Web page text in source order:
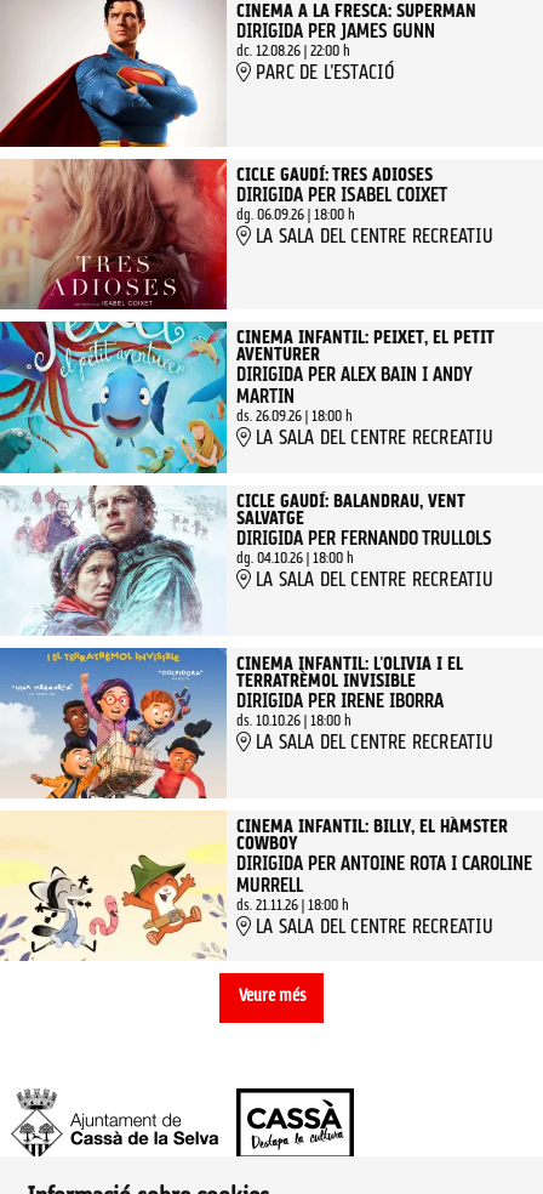
CINEMA A LA FRESCA: SUPERMAN
DIRIGIDA PER JAMES GUNN
dc. 12.08.26| 22:00 h
PARC DE L'ESTACIÓ
CICLE GAUDÍ: TRES ADIOSES
DIRIGIDA PER ISABEL COIXET
dg. 06.09.26| 18:00 h
LA SALA DEL CENTRE RECREATIU
CINEMA INFANTIL: PEIXET, EL PETIT
AVENTURER
DIRIGIDA PER ALEX BAIN I ANDY
MARTIN
ds. 26.09.26| 18:00 h
LA SALA DEL CENTRE RECREATIU
CICLE GAUDÍ: BALANDRAU, VENT
SALVATGE
DIRIGIDA PER FERNANDO TRULLOLS
dg. 04.10.26| 18:00 h
LA SALA DEL CENTRE RECREATIU
CINEMA INFANTIL: L'OLIVIA I EL
TERRATRÈMOL INVISIBLE
DIRIGIDA PER IRENE IBORRA
ds. 10.10.26| 18:00 h
LA SALA DEL CENTRE RECREATIU
CINEMA INFANTIL: BILLY, EL HÀMSTER
COWBOY
DIRIGIDA PER ANTOINE ROTA I CAROLINE
MURRELL
ds. 21.11.26| 18:00 h
LA SALA DEL CENTRE RECREATIU
Veure més